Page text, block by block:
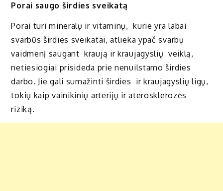
Porai saugo širdies sveikatą
Porai turi mineralų ir vitaminų, kurie yra labai
svarbūs širdies sveikatai, atlieka ypač svarbų
vaidmenį saugant kraują ir kraujagyslių veiklą,
netiesiogiai prisideda prie nenuilstamo širdies
darbo. Jie gali sumažinti širdies ir kraujagyslių ligų,
tokių kaip vainikinių arterijų ir aterosklerozės
riziką.